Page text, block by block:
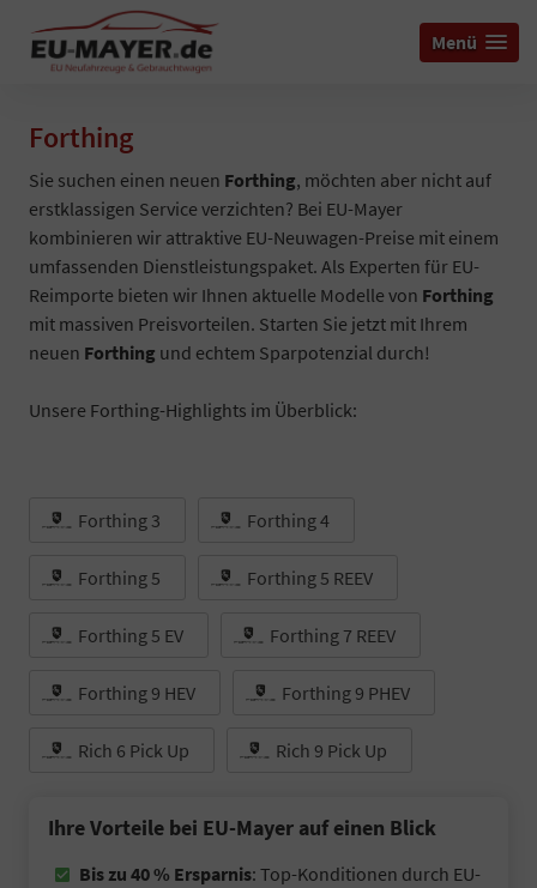
Menü
Forthing
Sie suchen einen neuen Forthing, möchten aber nicht auf
erstklassigen Service verzichten? Bei EU-Mayer
kombinieren wir attraktive EU-Neuwagen-Preise mit einem
umfassenden Dienstleistungspaket. Als Experten für EU-
Reimporte bieten wir Ihnen aktuelle Modelle von Forthing
mit massiven Preisvorteilen. Starten Sie jetzt mit Ihrem
neuen Forthing und echtem Sparpotenzial durch!
Unsere Forthing-Highlights im Überblick:
Forthing 3 Forthing 4
Forthing 5 Forthing 5 REEV
Forthing 5 EV Forthing 7 REEV
Forthing 9 HEV Forthing 9 PHEV
Rich 6 Pick Up Rich 9 Pick Up
Ihre Vorteile bei EU-Mayer auf einen Blick
Bis zu 40 % Ersparnis: Top-Konditionen durch EU-